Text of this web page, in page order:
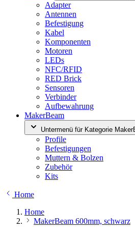
Adapter
Antennen
Befestigung
Kabel
Komponenten
Motoren
LEDs
NFC/RFID
RED Brick
Sensoren
Verbinder
Aufbewahrung
MakerBeam
Untermenü für Kategorie
Profile
Befestigungen
Muttern & Bolzen
Zubehör
Kits
Home
Home
MakerBeam 600mm, schwarz